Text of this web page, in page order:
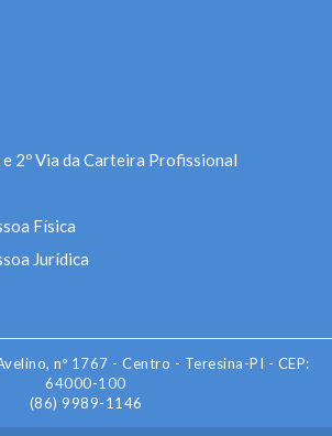
2º Via da Carteira Profissional
Física
Jurídica
nº 1767 - Centro - Teresina-PI - CEP:
64000-100
(86) 9989-1146